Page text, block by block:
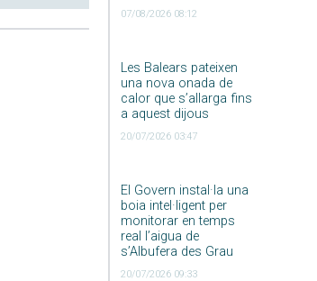
07/08/2026 08:12
Les Balears pateixen
una nova onada de
calor que s’allarga fins
a aquest dijous
20/07/2026 03:47
El Govern instal·la una
boia intel·ligent per
monitorar en temps
real l’aigua de
s’Albufera des Grau
20/07/2026 09:33